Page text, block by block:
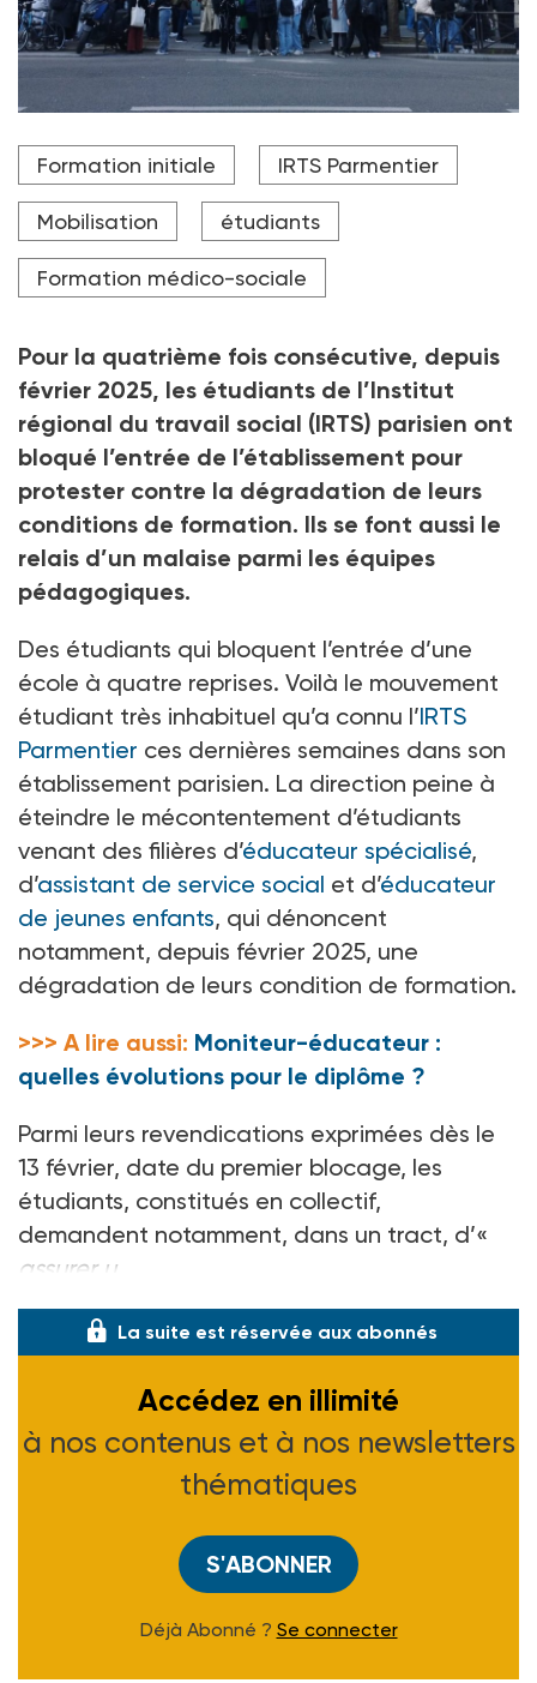
Mobilisation des étudiants le 19 mars 2025 devant les
locaux de de l'IRTS Parmentier.
Crédit photo DR
Formation initiale IRTS Parmentier
Mobilisation étudiants
Formation médico-sociale
Pour la quatrième fois consécutive, depuis
février 2025, les étudiants de l’Institut
régional du travail social (IRTS) parisien ont
bloqué l’entrée de l’établissement pour
protester contre la dégradation de leurs
conditions de formation. Ils se font aussi le
relais d’un malaise parmi les équipes
pédagogiques.
Des étudiants qui bloquent l’entrée d’une
école à quatre reprises. Voilà le mouvement
étudiant très inhabituel qu’a connu l’IRTS
Parmentier ces dernières semaines dans son
établissement parisien. La direction peine à
éteindre le mécontentement d’étudiants
venant des filières d’éducateur spécialisé,
d’assistant de service social et d’éducateur
de jeunes enfants, qui dénoncent
notamment, depuis février 2025, une
dégradation de leurs condition de formation.
>>> A lire aussi: Moniteur-éducateur :
quelles évolutions pour le diplôme ?
Parmi leurs revendications exprimées dès le
13 février, date du premier blocage, les
étudiants, constitués en collectif,
demandent notamment, dans un tract, d’«
assurer u
La suite est réservée aux abonnés
Accédez en illimité
à nos contenus et à nos newsletters
thématiques
S'ABONNER
Déjà Abonné ? Se connecter